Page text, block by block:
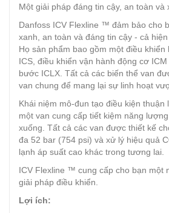
Một giải pháp đáng tin cậy, an toàn và
Danfoss ICV Flexline ™ đảm bảo cho
xanh, an toàn và đáng tin cậy - cả
Họ sản phẩm bao gồm một điều khiển
ICS, điều khiển vận hành động cơ
bước ICLX. Tất cả các biến thể van
van chung để mang lại sự linh hoạt
Khái niệm mô-đun tạo điều kiện thuận
một van cung cấp tiết kiệm năng
xuống. Tất cả các van được thiết kế
đa 52 bar (754 psi) và xử lý hiệu quả
lạnh áp suất cao khác trong tương lai.
ICV Flexline ™ cung cấp cho bạn một
giải pháp điều khiển.
Lợi ích: